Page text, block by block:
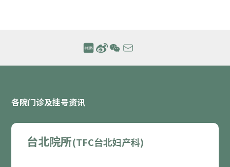
各院门诊及挂号资讯
台北院所(TFC台北妇产科)